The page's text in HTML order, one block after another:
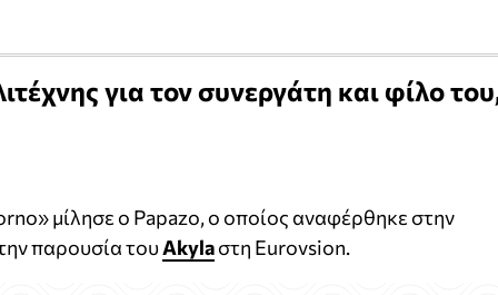
για τον συνεργάτη και φίλο
μίλησε ο Papazo, ο οποίος αναφέρθηκε στην
παρουσία τουAkylaστη Eurovsion.